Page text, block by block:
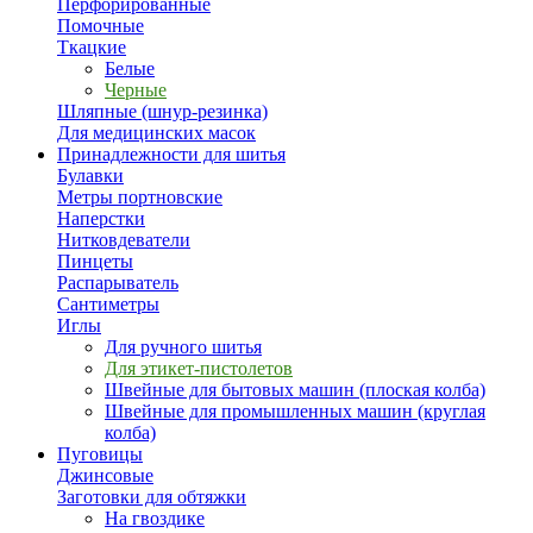
Перфорированные
Помочные
Ткацкие
Белые
Черные
Шляпные (шнур-резинка)
Для медицинских масок
Принадлежности для шитья
Булавки
Метры портновские
Наперстки
Нитковдеватели
Пинцеты
Распарыватель
Сантиметры
Иглы
Для ручного шитья
Для этикет-пистолетов
Швейные для бытовых машин (плоская колба)
Швейные для промышленных машин (круглая
колба)
Пуговицы
Джинсовые
Заготовки для обтяжки
На гвоздике